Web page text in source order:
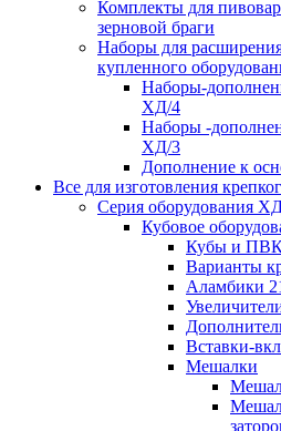
Комплекты для
зерновой браги
Наборы для
купленного
Наборы-
ХД/4
Наборы -
ХД/3
Дополнение к
Все для изготовления
Серия оборудования
Кубовое
Кубы и
Варианты
Аламбики
Вставки-
Мешалки